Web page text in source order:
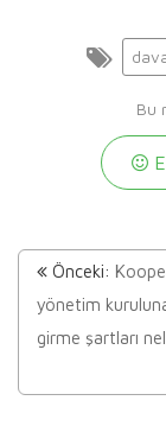
Bu
Önceki:
yönetim
girme şartları